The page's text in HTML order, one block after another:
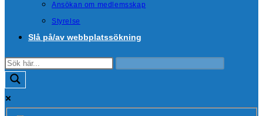
Ansökan om medlemsskap
Styrelse
Slå på/av webbplatssökning